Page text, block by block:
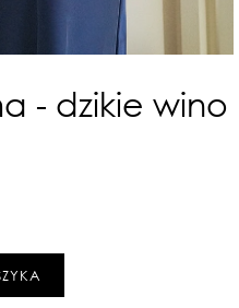
- dzikie wino